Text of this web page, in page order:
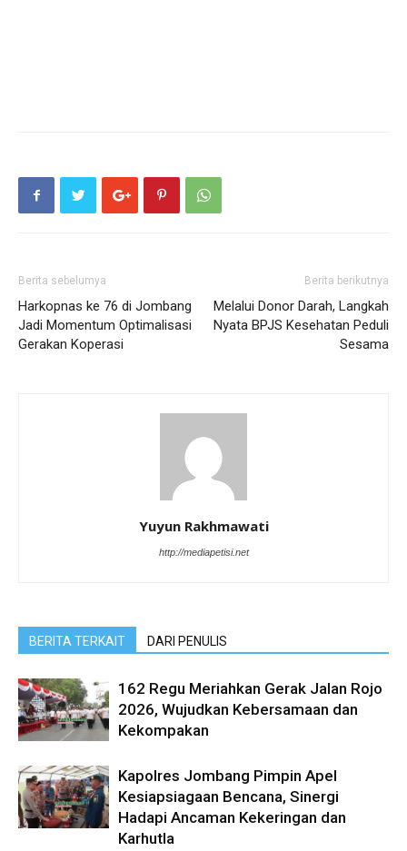
Berita sebelumya
Harkopnas ke 76 di Jombang
Jadi Momentum Optimalisasi
Gerakan Koperasi
Berita berikutnya
Melalui Donor Darah, Langkah
Nyata BPJS Kesehatan Peduli
Sesama
Yuyun Rakhmawati
http://mediapetisi.net
BERITA TERKAIT DARI PENULIS
162 Regu Meriahkan Gerak Jalan Rojo
2026, Wujudkan Kebersamaan dan
Kekompakan
Kapolres Jombang Pimpin Apel
Kesiapsiagaan Bencana, Sinergi
Hadapi Ancaman Kekeringan dan
Karhutla